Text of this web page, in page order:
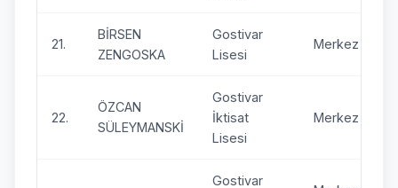
21.
BİRSEN
ZENGOSKA
Gostivar
Lisesi
Merkez Jupa
22.
ÖZCAN
SÜLEYMANSKİ
Gostivar
İktisat
Lisesi
Merkez Jupa
Gostivar